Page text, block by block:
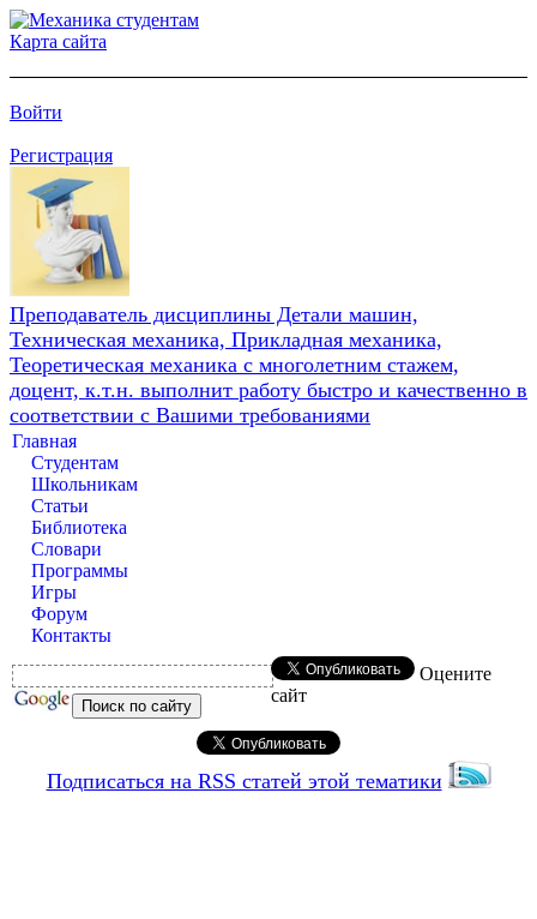
Карта сайта
Войти
Регистрация
Преподаватель дисциплины Детали машин,
Техническая механика, Прикладная механика,
Теоретическая механика с многолетним стажем,
доцент, к.т.н. выполнит работу быстро и качественно в
соответствии с Вашими требованиями
Главная
Студентам
Школьникам
Статьи
Библиотека
Словари
Программы
Игры
Форум
Контакты
Оцените
сайт
Подписаться на RSS статей этой тематики